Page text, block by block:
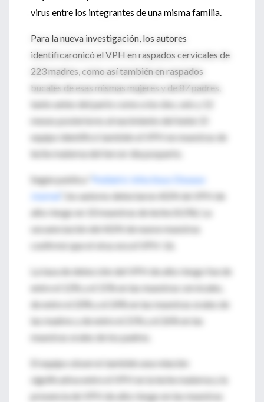
virus entre los integrantes de una misma familia.
Para la nueva investigación, los autores
identificaronicó el VPH en raspados cervicales de
223 madres, como así también en raspados
bucales de esas mismas mujeres y de 87 padres,
tanto antes del parto como a los dos, seis y 12
meses posteriores al nacimiento del bebé. El
equipo identificó también el VPH en muestras de
leche materna del tercer día posparto.
Según publica “
Pediatric Infectious Disease
Journal
”, los autores detectaron ADN de VPH de
alto riesgo en 10 muestras de leche (4,5%). La
secuenciación del ADN de nueve muestras
confirmó que el virus era el VPH-16.
La tasa de detección del VPH de alto riesgo fue de
entre el 12% y el 15% en las muestras cervicales,
de entre el 20% y el 24% en las muestras orales de
las madres y de entre el 21% y el 26% en las
muestras orales de los padres.
El equipo observó también una relación
significativa entre el VPH en la leche materna y la
presencia de VPH de alto riesgo en las muestras